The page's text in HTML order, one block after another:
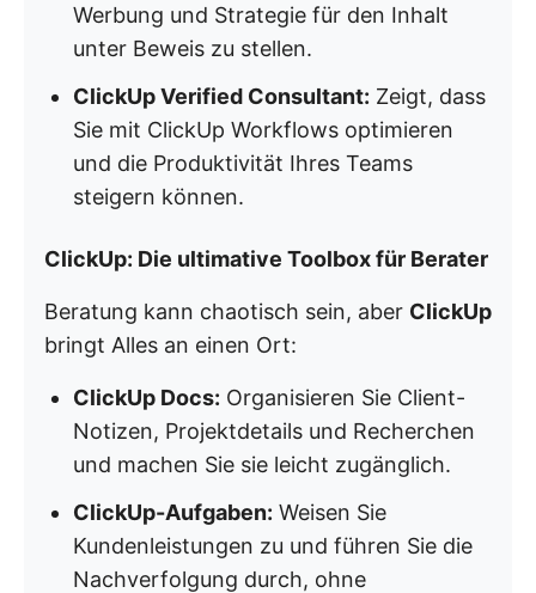
Werbung und Strategie für den Inhalt
unter Beweis zu stellen.
ClickUp Verified Consultant: Zeigt, dass
Sie mit ClickUp Workflows optimieren
und die Produktivität Ihres Teams
steigern können.
ClickUp: Die ultimative Toolbox für Berater
Beratung kann chaotisch sein, aber ClickUp
bringt Alles an einen Ort:
ClickUp Docs: Organisieren Sie Client-
Notizen, Projektdetails und Recherchen
und machen Sie sie leicht zugänglich.
ClickUp-Aufgaben: Weisen Sie
Kundenleistungen zu und führen Sie die
Nachverfolgung durch, ohne